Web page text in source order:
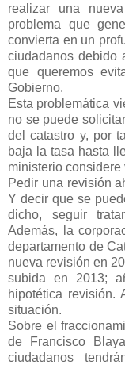
realizar una
problema que
convierta en un
ciudadanos debido
que queremos
Gobierno.
Esta problemática
no se puede
del catastro y, por
baja la tasa hasta
ministerio
Pedir una revisión
Y decir que se
dicho, seguir
Además, la
departamento de
nueva revisión en
subida en 2013;
hipotética revisión.
situación.
Sobre el
de Francisco
ciudadanos